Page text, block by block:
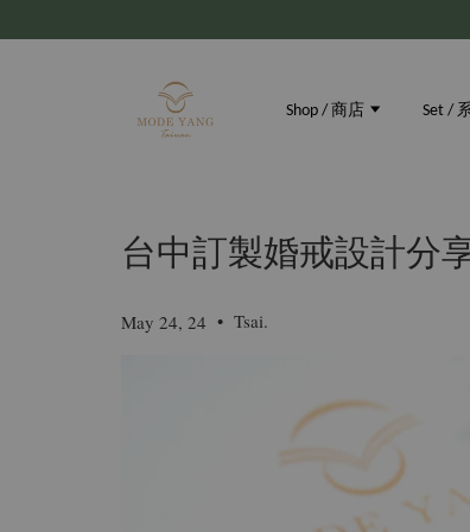
Shop / 商店 Set /
台中訂製婚戒設計分
May 24, 24 • Tsai.